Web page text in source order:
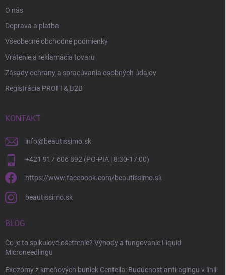
O nás
Doprava a platba
Všeobecné obchodné podmienky
Vrátenie a reklamácia tovaru
Zásady ochrany a spracúvania osobných údajov
Registrácia PROFI & B2B
KONTAKT
info@beautissimo.sk
+421 917 606 892 (PO-PIA | 8:30-17:00)
https://www.facebook.com/beautissimo.sk
beautissimo.sk
BLOG
Čo je to spikulové ošetrenie? Výhody a fungovanie Liquid
Microneedlingu
Exozómy z kmeňových buniek Centella: Budúcnosť anti-agingu v línii